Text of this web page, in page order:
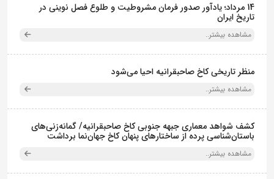
14 مرداد؛ یادآور صدور فرمان مشروطیت و طلوع فصل نوینی در
تاریخ ایران
مشاهده بیشتر..
منظر تاریخی کاخ صاحبقرانیه احیا می‌شود
مشاهده بیشتر..
کشف شواهد معماری جبهه جنوبی کاخ صاحبقرانیه/ گمانه‌زنی‌های
باستان‌شناسی پرده از ساختارهای پنهان کاخ جهان‌نما برداشت
مشاهده بیشتر..